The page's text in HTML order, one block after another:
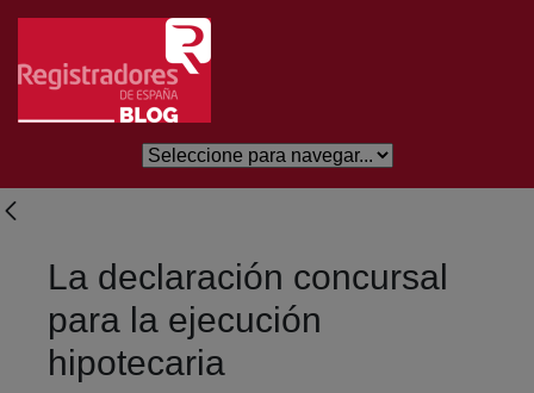
Skip to Main Content
La declaración concursal
para la ejecución
hipotecaria